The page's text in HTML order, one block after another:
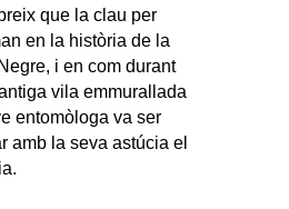
que la clau per
en la història de la
i en com durant
vila emmurallada
entomòloga va ser
amb la seva astúcia el